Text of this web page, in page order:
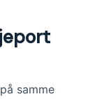
samme